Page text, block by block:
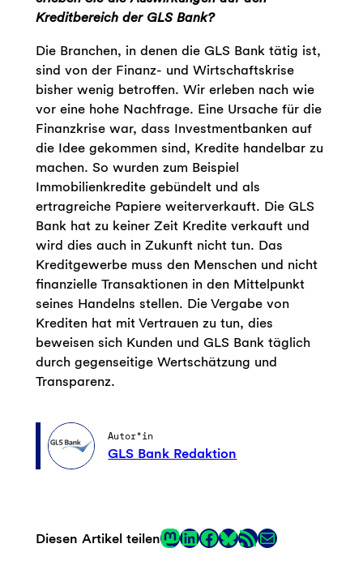
Kreditbereich der GLS Bank?
Die Branchen, in denen die GLS Bank tätig ist,
sind von der Finanz- und Wirtschaftskrise
bisher wenig betroffen. Wir erleben nach wie
vor eine hohe Nachfrage. Eine Ursache für die
Finanzkrise war, dass Investmentbanken auf
die Idee gekommen sind, Kredite handelbar zu
machen. So wurden zum Beispiel
Immobilienkredite gebündelt und als
ertragreiche Papiere weiterverkauft. Die GLS
Bank hat zu keiner Zeit Kredite verkauft und
wird dies auch in Zukunft nicht tun. Das
Kreditgewerbe muss den Menschen und nicht
finanzielle Transaktionen in den Mittelpunkt
seines Handelns stellen. Die Vergabe von
Krediten hat mit Vertrauen zu tun, dies
beweisen sich Kunden und GLS Bank täglich
durch gegenseitige Wertschätzung und
Transparenz.
Autor*in
GLS Bank Redaktion
Diesen Artikel teilenMastodon
LinkedIn
Facebook
LinkRSS-Feed
E-Mail